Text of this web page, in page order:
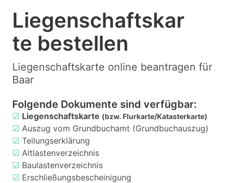
Liegenschaftskar
te bestellen
Liegenschaftskarte online beantragen für
Baar
Folgende Dokumente sind verfügbar:
☑ Liegenschaftskarte (bzw. Flurkarte/Katasterkarte)
☑ Auszug vom Grundbuchamt (Grundbuchauszug)
☑ Teilungserklärung
☑ Altlastenverzeichnis
☑ Baulastenverzeichnis
☑ Erschließungsbescheinigung